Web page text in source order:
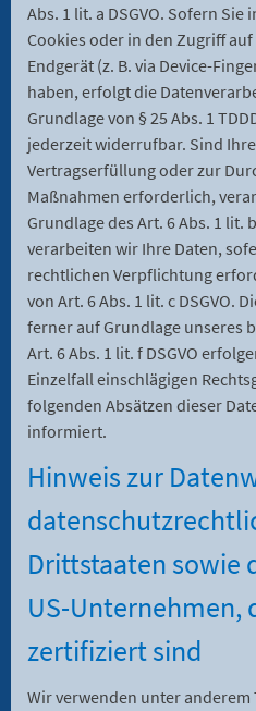
Abs. 1 lit. a DSGVO. Sofern
Cookies oder in den Zugriff
Endgerät (z. B. via Device-
haben, erfolgt die
Grundlage von § 25 Abs. 1
jederzeit widerrufbar. Sind
Vertragserfüllung oder zur
Maßnahmen erforderlich,
Grundlage des Art. 6 Abs. 1 lit.
verarbeiten wir Ihre Daten,
rechtlichen Verpflichtung
von Art. 6 Abs. 1 lit. c DSGVO.
ferner auf Grundlage unseres
Art. 6 Abs. 1 lit. f DSGVO
Einzelfall einschlägigen
folgenden Absätzen dieser
informiert.
Hinweis zur
Drittstaaten sowie
US-Unternehmen,
zertifiziert sind
Wir verwenden unter